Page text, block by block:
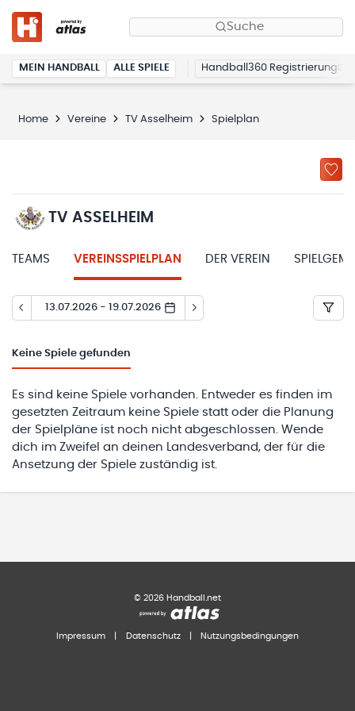
Suche
MEIN HANDBALL ALLE SPIELE Handball360 Registrierung
Home Vereine TV Asselheim Spielplan
TV ASSELHEIM
TEAMS VEREINSSPIELPLAN DER VEREIN
13.07.2026 - 19.07.2026
Keine Spiele gefunden
Es sind keine Spiele vorhanden. Entweder es finden im
gesetzten Zeitraum keine Spiele statt oder die Planung
der Spielpläne ist noch nicht abgeschlossen. Wende
dich im Zweifel an deinen Landesverband, der für die
Ansetzung der Spiele zuständig ist.
© 2026 Handball.net
Impressum Datenschutz Nutzungsbedingungen